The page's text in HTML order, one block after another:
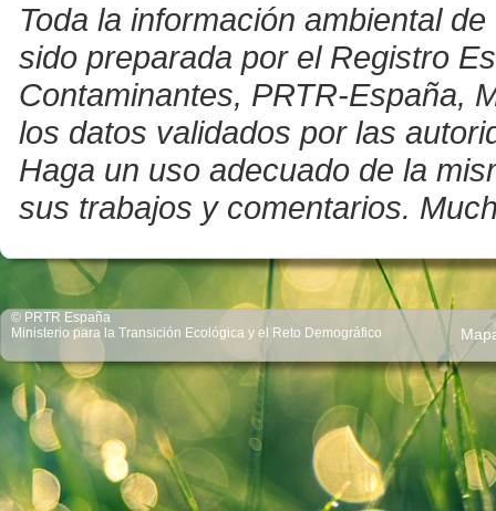
Toda la información ambiental
sido preparada por el Registro
Contaminantes, PRTR-España,
los datos validados por las
Haga un uso adecuado de la
sus trabajos y comentarios.
© PRTR España
Ministerio para la Transición Ecológica y el Reto Demográfico